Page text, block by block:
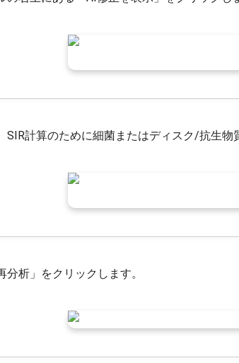
計算のために細菌またはディスク/抗生物
析」をクリックします。